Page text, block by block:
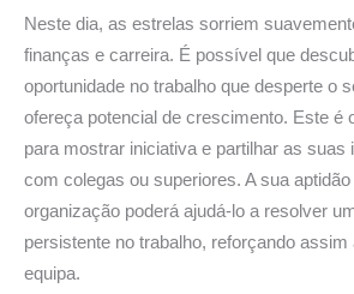
Neste dia, as estrelas sorriem
finanças e carreira. É possível que
oportunidade no trabalho que desperte o
ofereça potencial de crescimento. Este é
para mostrar iniciativa e partilhar as suas
com colegas ou superiores. A sua
organização poderá ajudá-lo a resolver
persistente no trabalho, reforçando
equipa.